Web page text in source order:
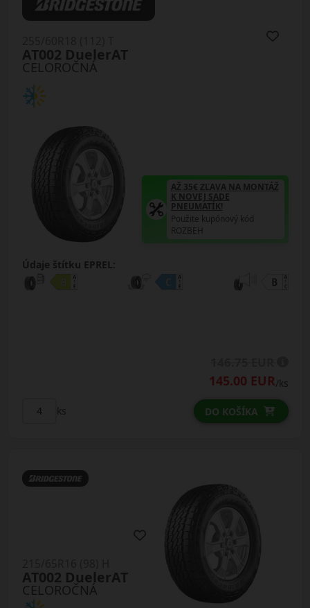
CELOROČNÁ
AT002 DuelerAT
AŽ 35€ ZĽAVA NA MONTÁŽ
K NOVEJ SADE
PNEUMATÍK!
Použite kupónový kód
ROZBEH
Údaje štítku EPREL:
145.00 EUR/ks
ks DO KOŠÍKA
CELOROČNÁ
AT002 DuelerAT